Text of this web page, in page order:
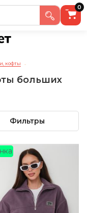
0
кофты →
больших
Фильтры